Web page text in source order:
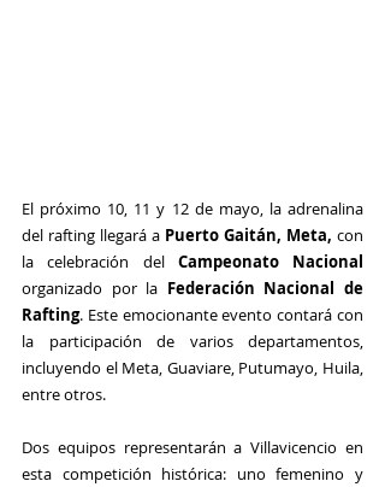
El próximo 10, 11 y 12 de mayo, la adrenalina
del rafting llegará a Puerto Gaitán, Meta, con
la celebración del Campeonato Nacional
organizado por la Federación Nacional de
Rafting. Este emocionante evento contará con
la participación de varios departamentos,
incluyendo el Meta, Guaviare, Putumayo, Huila,
entre otros.
Dos equipos representarán a Villavicencio en
esta competición histórica: uno femenino y